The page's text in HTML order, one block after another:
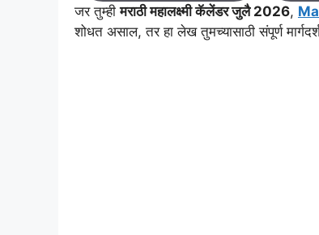
जर तुम्हीमराठी महालक्ष्मी कॅलेंडर जुलै 2026,
शोधत असाल, तर हा लेख तुमच्यासाठी संपूर्ण